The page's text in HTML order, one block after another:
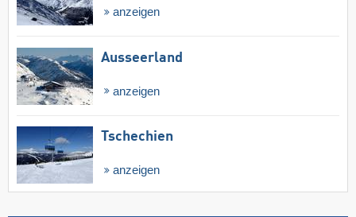
anzeigen
Ausseerland
anzeigen
Tschechien
anzeigen